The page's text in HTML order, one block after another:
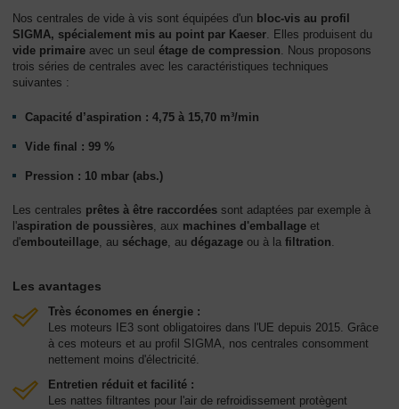
général
Nos centrales de vide à vis sont équipées d'un bloc-vis au profil
SIGMA, spécialement mis au point par Kaeser. Elles produisent du
vide primaire avec un seul étage de compression. Nous proposons
trois séries de centrales avec les caractéristiques techniques
suivantes :
Capacité d’aspiration : 4,75 à 15,70 m³/min
Vide final : 99 %
Pression : 10 mbar (abs.)
Les centrales prêtes à être raccordées sont adaptées par exemple à
l'aspiration de poussières, aux machines d'emballage et
d'embouteillage, au séchage, au dégazage ou à la filtration.
Les avantages
Très économes en énergie :
Les moteurs IE3 sont obligatoires dans l'UE depuis 2015. Grâce
à ces moteurs et au profil SIGMA, nos centrales consomment
nettement moins d'électricité.
Entretien réduit et facilité :
Les nattes filtrantes pour l'air de refroidissement protègent